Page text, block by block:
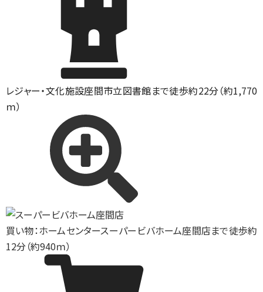
レジャー・文化施設座間市立図書館まで徒歩約22分（約1,770
ｍ）
買い物：ホームセンタースーパービバホーム座間店まで徒歩約
12分（約940ｍ）